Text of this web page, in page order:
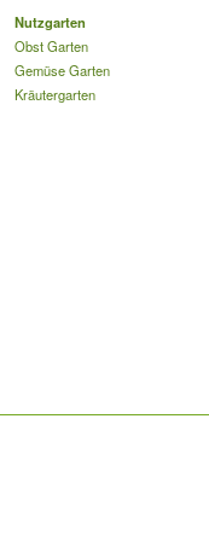
Nutzgarten
Obst Garten
Gemüse Garten
Kräutergarten